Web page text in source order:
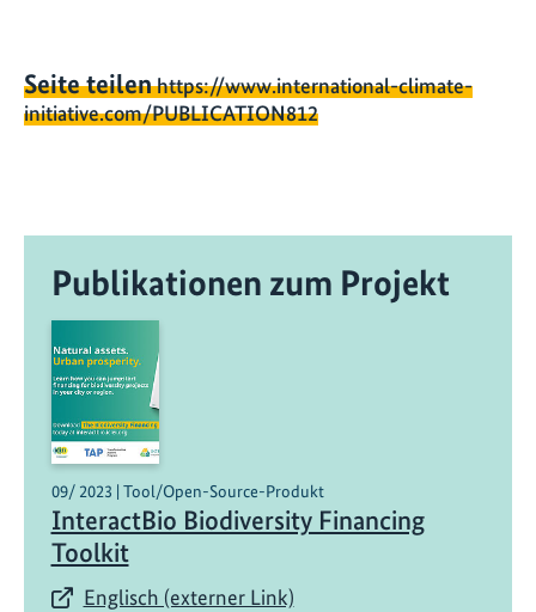
Seite teilenhttps://www.international-climate-
initiative.com/PUBLICATION812
Publikationen zum Projekt
09/ 2023 | Tool/Open-Source-Produkt
InteractBio Biodiversity Financing
Toolkit
Englisch (externer Link)